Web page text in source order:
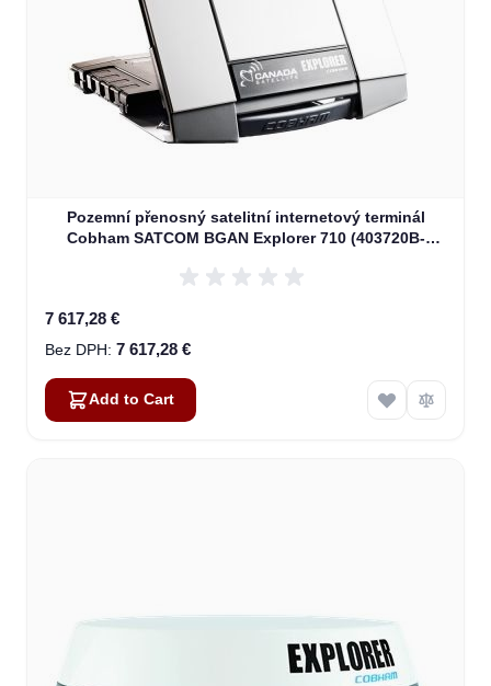
Pozemní přenosný satelitní internetový terminál
Cobham SATCOM BGAN Explorer 710 (403720B-
7 617,28 €
7 617,28 €
Add to Cart